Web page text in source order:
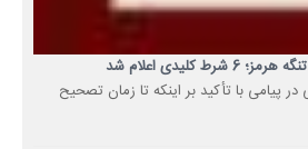
کلیدی اعلام شد
پیامی با تأکید بر اینکه تا زمان تصحیح